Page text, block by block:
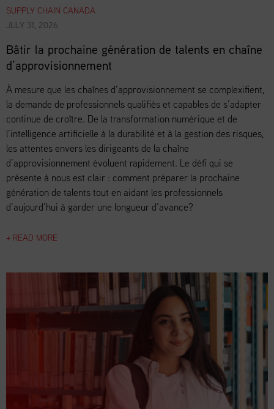
SUPPLY CHAIN CANADA
JULY 31, 2026
Bâtir la prochaine génération de talents en chaîne
d’approvisionnement
À mesure que les chaînes d’approvisionnement se complexifient,
la demande de professionnels qualifiés et capables de s’adapter
continue de croître. De la transformation numérique et de
l’intelligence artificielle à la durabilité et à la gestion des risques,
les attentes envers les dirigeants de la chaîne
d’approvisionnement évoluent rapidement. Le défi qui se
présente à nous est clair : comment préparer la prochaine
génération de talents tout en aidant les professionnels
d’aujourd’hui à garder une longueur d’avance?
+ READ MORE